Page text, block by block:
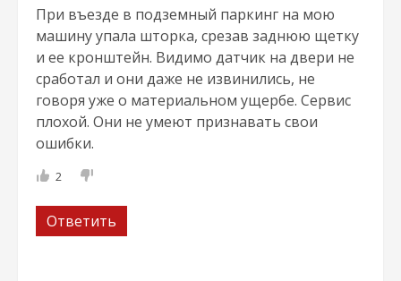
При въезде в подземный паркинг на мою
машину упала шторка, срезав заднюю щетку
и ее кронштейн. Видимо датчик на двери не
сработал и они даже не извинились, не
говоря уже о материальном ущербе. Сервис
плохой. Они не умеют признавать свои
ошибки.
2
Ответить